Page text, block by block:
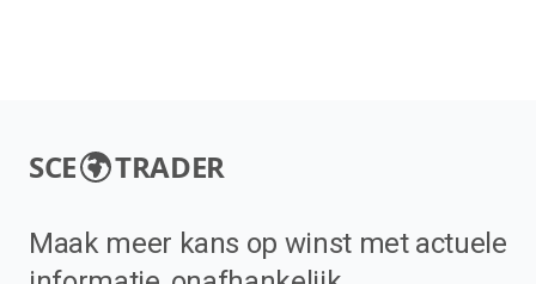
SCE TRADER
Maak meer kans op winst met actuele